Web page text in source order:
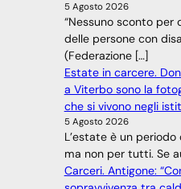
5 Agosto 2026
“Nessuno sconto per
delle persone con
(Federazione […]
Estate in carcere.
a Viterbo sono la
che si vivono negli
5 Agosto 2026
L’estate è un
ma non per tutti. Se
Carceri. Antigone: